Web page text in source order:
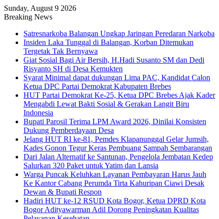
Sunday, August 9 2026
Breaking News
Satresnarkoba Balangan Ungkap Jaringan Peredaran Narkoba
Insiden Laka Tunggal di Balangan, Korban Ditemukan
Tergetak Tak Bernyawa
Giat Sosial Bagi Air Bersih, H.Hadi Susanto SM dan Dedi
Risyanto SH di Desa Kemukten
Syarat Minimal dapat dukungan Lima PAC, Kandidat Calon
Ketua DPC Partai Demokrat Kabupaten Brebes
HUT Partai Demokrat Ke-25, Ketua DPC Brebes Ajak Kader
Mengabdi Lewat Bakti Sosial & Gerakan Langit Biru
Indonesia
Bupati Parosil Terima LPM Award 2026, Dinilai Konsisten
Dukung Pemberdayaan Desa
Jelang HUT RI ke-81, Pemdes Klapanunggal Gelar Jumsih,
Kades Gonon Tegur Keras Pembuang Sampah Sembarangan
Dari Jalan Alternatif ke Santunan, Pengelola Jembatan Kedep
Salurkan 320 Paket untuk Yatim dan Lansia
Warga Puncak Keluhkan Layanan Pembayaran Harus Jauh
Ke Kantor Cabang Perumda Tirta Kahuripan Ciawi Desak
Dewan & Bupati Respon
Hadiri HUT ke-12 RSUD Kota Bogor, Ketua DPRD Kota
Bogor Adityawarman Adil Dorong Peningkatan Kualitas